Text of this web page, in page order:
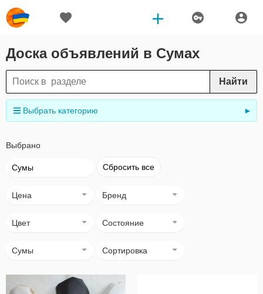
Доска объявлений в Сумах
Найти
Выбрать категорию ►
Выбрано
Сумы Сбросить все
Цена Бренд
Цвет Состояние
Сумы Сортировка